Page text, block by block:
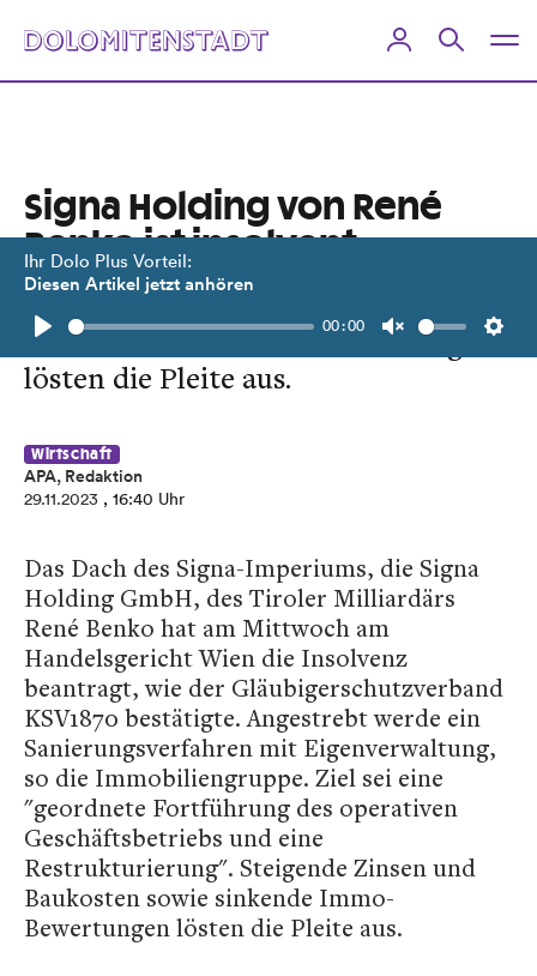
Ihr Dolo Plus Vorteil:
Diesen Artikel jetzt anhören
Play
00:00
Unmute
Signa Holding von René
Benko ist insolvent
Steigende Zinsen und Baukosten
sowie sinkende Immo-Bewertungen
lösten die Pleite aus.
Wirtschaft
APA, Redaktion
29.11.2023 , 16:40 Uhr
Das Dach des Signa-Imperiums, die Signa
Holding GmbH, des Tiroler Milliardärs
René Benko hat am Mittwoch am
Handelsgericht Wien die Insolvenz
beantragt, wie der Gläubigerschutzverband
KSV1870 bestätigte. Angestrebt werde ein
Sanierungsverfahren mit Eigenverwaltung,
so die Immobiliengruppe. Ziel sei eine
"geordnete Fortführung des operativen
Geschäftsbetriebs und eine
Restrukturierung". Steigende Zinsen und
Baukosten sowie sinkende Immo-
Bewertungen lösten die Pleite aus.